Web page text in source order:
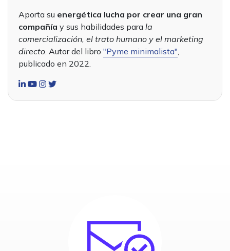
Aporta su energética lucha por crear una gran
compañía y sus habilidades para la
comercialización, el trato humano y el marketing
directo. Autor del libro "Pyme minimalista",
publicado en 2022.